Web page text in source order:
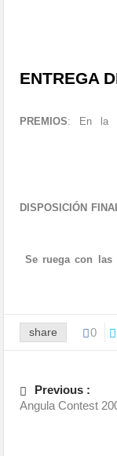
ENTREGA
PREMIOS:
En la
DISPOSICIÓN
Se ruega con las
share 0
Previous :
Angula Contest